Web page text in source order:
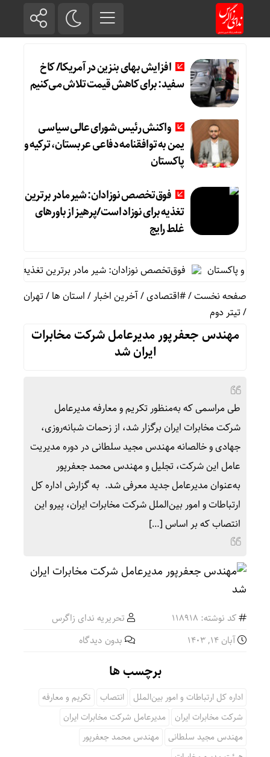
افزایش بهای بنزین در آمریکا/ کاخ
سفید: برای کاهش قیمت تلاش می‌کنیم
واکنش رئیس شورای عالی سیاسی
یمن به توافقنامه دفاعی عربستان، ترکیه و
پاکستان
فوق‌تخصص نوزادان: شیر مادر برترین
تغذیه برای نوزاد است/پرهیز از باورهای
غلط رایج
و پاکستان
فوق‌تخصص نوزادان: شیر مادر برترین تغذیه برای
صفحه نخست/#اقتصادی/آخرین اخبار/استان ها/تهران
/تیتر دوم
مهندس جعفرپور مدیرعامل شرکت مخابرات
ایران شد
طی مراسمی که به‌منظور تکریم و معارفه مدیرعامل
شرکت مخابرات ایران برگزار شد، از زحمات شبانه‌روزی،
جهادی و خالصانه مهندس مجید سلطانی در دوره مدیریت
عامل این شرکت، تجلیل و مهندس محمد جعفرپور
به‌عنوان مدیرعامل جدید معرفی شد. به گزارش اداره کل
ارتباطات و امور بین‌الملل شرکت مخابرات ایران، پیرو این
انتصاب که بر اساس […]
کد نوشته: 118918
تحریریه ندای زاگرس
آبان ۱۴, ۱۴۰۳
بدون دیدگاه
برچسب ها
اداره کل ارتباطات و امور بین‌الملل انتصاب
تکریم و معارفه
شرکت مخابرات ایران
مدیرعامل شرکت مخابرات ایران
مهندس مجید سلطانی
مهندس محمد جعفرپور